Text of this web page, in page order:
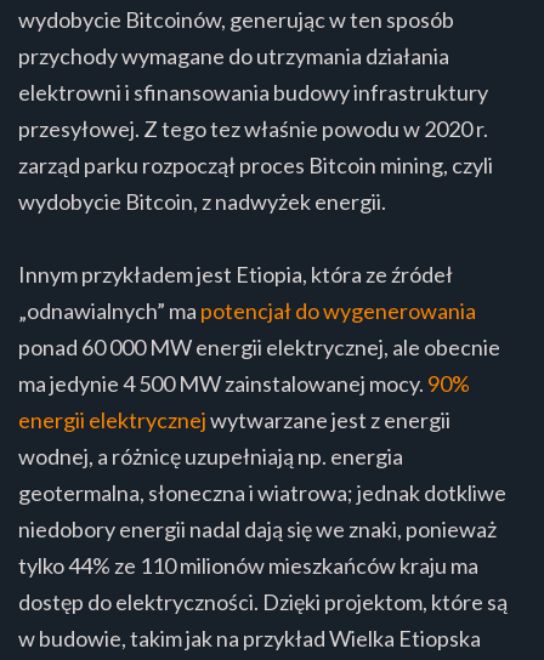
wydobycie Bitcoinów, generując w ten sposób
przychody wymagane do utrzymania działania
elektrowni i sfinansowania budowy infrastruktury
przesyłowej. Z tego tez właśnie powodu w 2020 r.
zarząd parku rozpoczął proces Bitcoin mining, czyli
wydobycie Bitcoin, z nadwyżek energii.
Innym przykładem jest Etiopia, która ze źródeł
„odnawialnych” ma potencjał do wygenerowania
ponad 60 000 MW energii elektrycznej, ale obecnie
ma jedynie 4 500 MW zainstalowanej mocy. 90%
energii elektrycznejwytwarzane jest z energii
wodnej, a różnicę uzupełniają np. energia
geotermalna, słoneczna i wiatrowa; jednak dotkliwe
niedobory energii nadal dają się we znaki, ponieważ
tylko 44% ze 110 milionów mieszkańców kraju ma
dostęp do elektryczności. Dzięki projektom, które są
w budowie, takim jak na przykład Wielka Etiopska